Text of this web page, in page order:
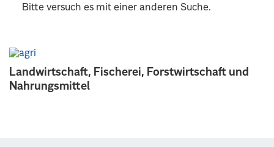
Landwirtschaft, Fischerei, Forstwirtschaft und
Nahrungsmittel
Bitte versuch es mit einer anderen Suche.